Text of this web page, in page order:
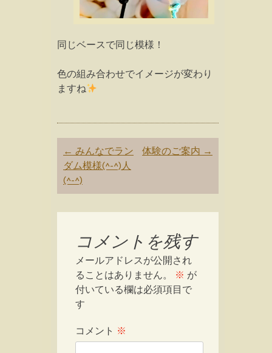
同じベースで同じ模様！
色の組み合わせでイメージが変わり
ますね
Post
navigation
← みんなでラン
ダム模様(^-^)人
(^-^)
体験のご案内 →
コメントを残す
メールアドレスが公開され
ることはありません。
※ が
付いている欄は必須項目で
す
コメント ※